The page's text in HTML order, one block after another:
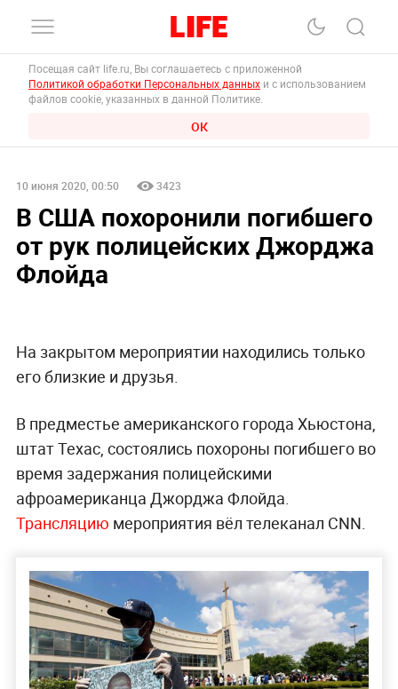
Посещая сайт life.ru, Вы соглашаетесь с приложенной
Политикой обработки Персональных данных и с использованием
файлов cookie, указанных в данной Политике.
ОК
10 июня 2020, 00:50 3423
В США похоронили погибшего
от рук полицейских Джорджа
Флойда
На закрытом мероприятии находились только
его близкие и друзья.
В предместье американского города Хьюстона,
штат Техас, состоялись похороны погибшего во
время задержания полицейскими
афроамериканца Джорджа Флойда.
Трансляцию мероприятия вёл телеканал CNN.